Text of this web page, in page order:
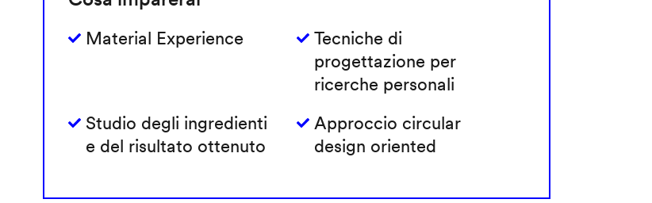
Material Experience
Tecniche di
progettazione per
ricerche personali
Studio degli ingredienti
e del risultato ottenuto
Approccio circular
design oriented